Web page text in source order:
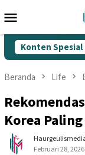
ke
Mobile
Konten Spesial
Aksi Heroik
Beranda Life
Korea
Februari 28, 2026